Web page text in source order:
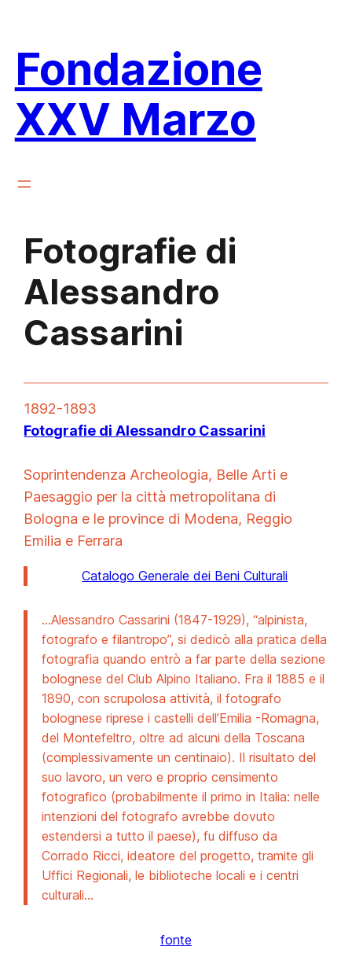
contenuto
Fondazione
XXV Marzo
Fotografie di
Alessandro
Cassarini
1892-1893
Fotografie di Alessandro Cassarini
Soprintendenza Archeologia, Belle Arti e
Paesaggio per la città metropolitana di
Bologna e le province di Modena, Reggio
Emilia e Ferrara
Catalogo Generale dei Beni Culturali
…Alessandro Cassarini (1847-1929), “alpinista,
fotografo e filantropo”, si dedicò alla pratica della
fotografia quando entrò a far parte della sezione
bolognese del Club Alpino Italiano. Fra il 1885 e il
1890, con scrupolosa attività, il fotografo
bolognese riprese i castelli dell’Emilia -Romagna,
del Montefeltro, oltre ad alcuni della Toscana
(complessivamente un centinaio). Il risultato del
suo lavoro, un vero e proprio censimento
fotografico (probabilmente il primo in Italia: nelle
intenzioni del fotografo avrebbe dovuto
estendersi a tutto il paese), fu diffuso da
Corrado Ricci, ideatore del progetto, tramite gli
Uffici Regionali, le biblioteche locali e i centri
culturali…
fonte